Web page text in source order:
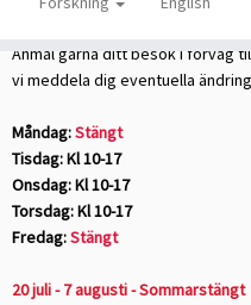
Öppettider
Anmäl gärna ditt besök i förväg
vi meddela dig eventuella
Måndag:Stängt
Tisdag: Kl 10-17
Onsdag: Kl 10-17
Torsdag: Kl 10-17
Fredag:Stängt
20 juli - 7 augusti - Sommarstängt